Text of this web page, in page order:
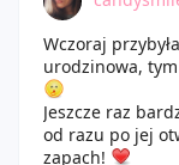
Wczoraj
urodzinowa,
Jeszcze raz
od razu po jej
zapach!